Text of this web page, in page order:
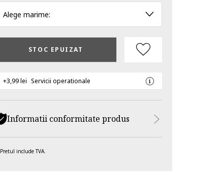
Alege marime:
STOC EPUIZAT
+3,99 lei Servicii operationale
Informatii conformitate produs
Pretul include TVA.